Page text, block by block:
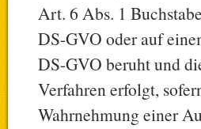
Art. 6 Abs. 1
DS-GVO oder auf
DS-GVO beruht und
Verfahren erfolgt,
Wahrnehmung einer